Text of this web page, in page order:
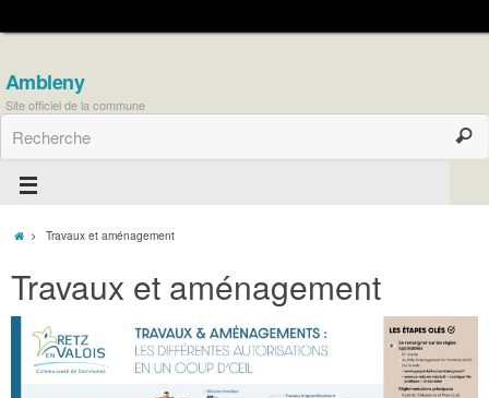
Ambleny
Site officiel de la commune
Travaux et aménagement
Travaux et aménagement